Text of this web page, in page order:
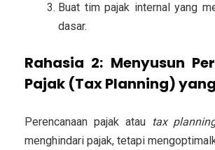
Buat tim pajak internal yang
dasar.
Rahasia 2: Menyusun
Pajak (Tax Planning)
Perencanaan pajak atau tax
menghindari pajak, tetapi